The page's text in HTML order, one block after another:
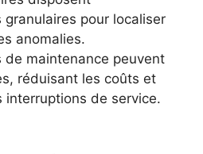
granulaires pour localiser
anomalies.
de maintenance peuvent
réduisant les coûts et
interruptions de service.